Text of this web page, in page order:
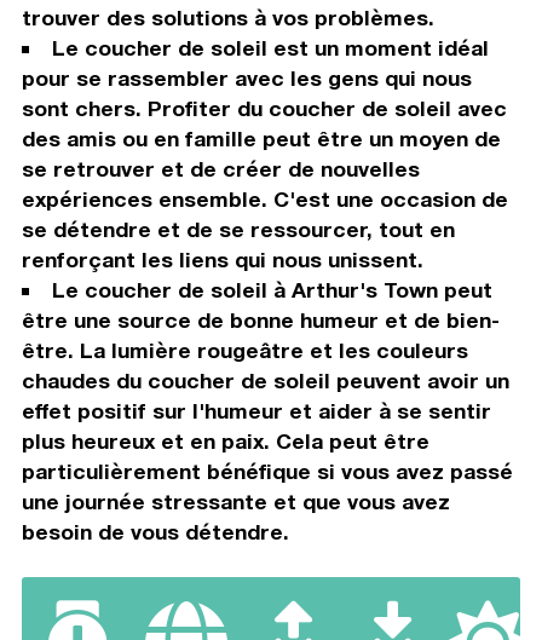
trouver des solutions à vos problèmes.
Le coucher de soleil est un moment idéal
pour se rassembler avec les gens qui nous
sont chers. Profiter du coucher de soleil avec
des amis ou en famille peut être un moyen de
se retrouver et de créer de nouvelles
expériences ensemble. C'est une occasion de
se détendre et de se ressourcer, tout en
renforçant les liens qui nous unissent.
Le coucher de soleil à Arthur's Town peut
être une source de bonne humeur et de bien-
être. La lumière rougeâtre et les couleurs
chaudes du coucher de soleil peuvent avoir un
effet positif sur l'humeur et aider à se sentir
plus heureux et en paix. Cela peut être
particulièrement bénéfique si vous avez passé
une journée stressante et que vous avez
besoin de vous détendre.